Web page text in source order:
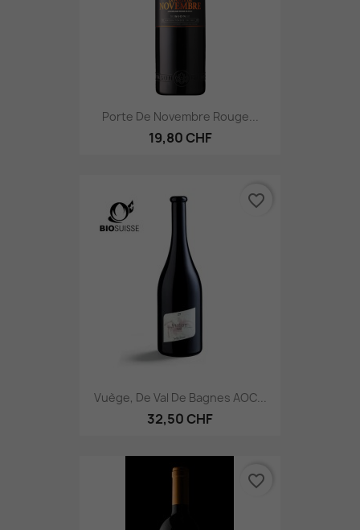
Porte De Novembre Rouge...
19,80 CHF
Vuège, De Val De Bagnes AOC...
32,50 CHF
favorite_border
favorite_border